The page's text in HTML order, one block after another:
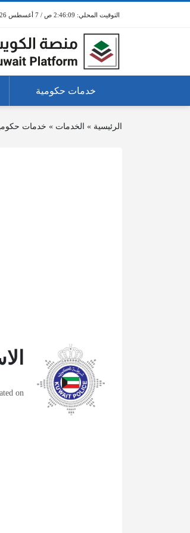
2:46:09 ص / 7 أغسطس 2026
خدمات حكومية
الرئيسية » الخدمات » خدمات
on